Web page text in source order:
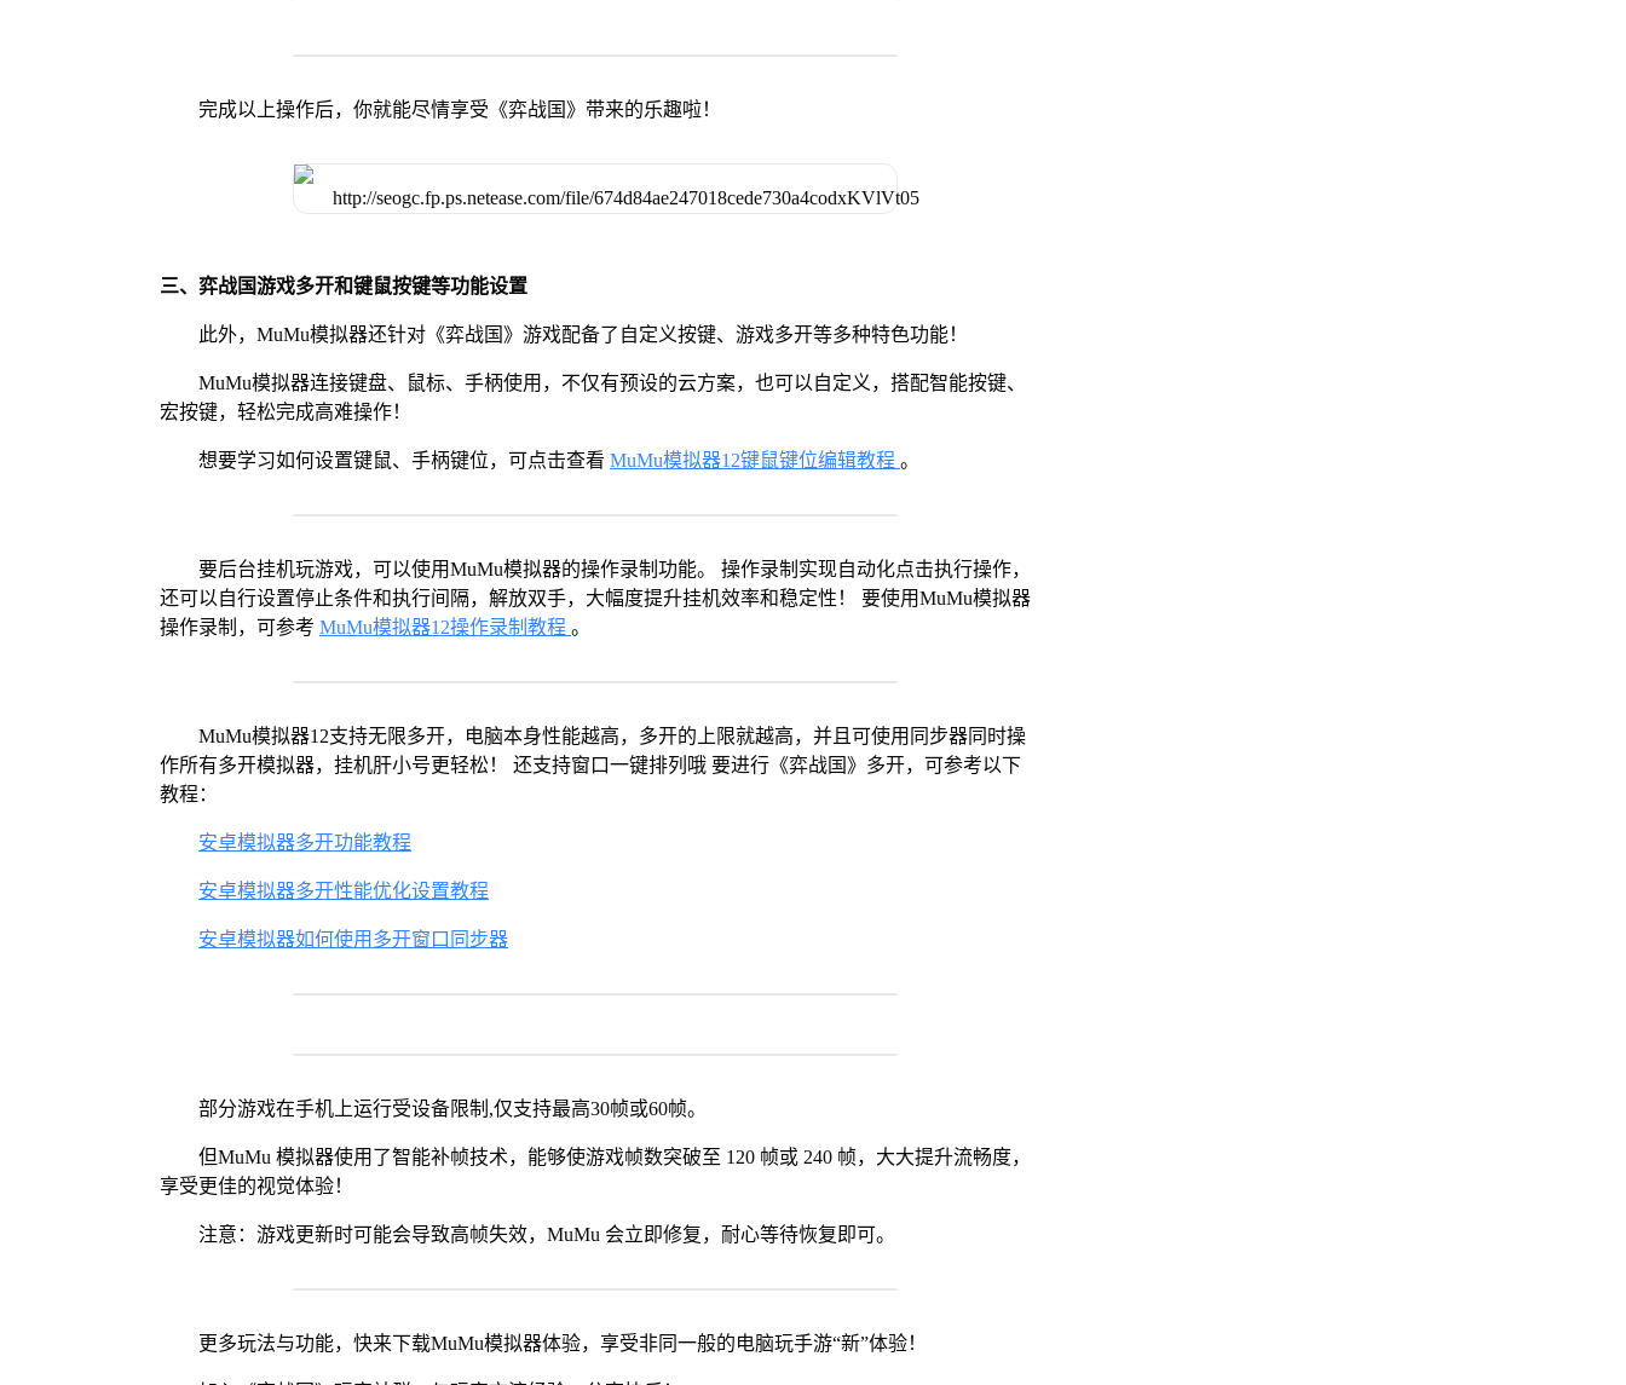
完成以上操作后，你就能尽情享受《弈战国》带来的乐趣啦！
三、弈战国游戏多开和键鼠按键等功能设置
此外，MuMu模拟器还针对《弈战国》游戏配备了自定义按键、游戏多开等多种特色功能！
MuMu模拟器连接键盘、鼠标、手柄使用，不仅有预设的云方案，也可以自定义，搭配智能按键、
宏按键，轻松完成高难操作！
想要学习如何设置键鼠、手柄键位，可点击查看 MuMu模拟器12键鼠键位编辑教程 。
要后台挂机玩游戏，可以使用MuMu模拟器的操作录制功能。 操作录制实现自动化点击执行操作，
还可以自行设置停止条件和执行间隔，解放双手，大幅度提升挂机效率和稳定性！ 要使用MuMu模拟器
操作录制，可参考 MuMu模拟器12操作录制教程 。
MuMu模拟器12支持无限多开，电脑本身性能越高，多开的上限就越高，并且可使用同步器同时操
作所有多开模拟器，挂机肝小号更轻松！ 还支持窗口一键排列哦 要进行《弈战国》多开，可参考以下
教程：
安卓模拟器多开功能教程
安卓模拟器多开性能优化设置教程
安卓模拟器如何使用多开窗口同步器
部分游戏在手机上运行受设备限制,仅支持最高30帧或60帧。
但MuMu 模拟器使用了智能补帧技术，能够使游戏帧数突破至 120 帧或 240 帧，大大提升流畅度，
享受更佳的视觉体验！
注意：游戏更新时可能会导致高帧失效，MuMu 会立即修复，耐心等待恢复即可。
更多玩法与功能，快来下载MuMu模拟器体验，享受非同一般的电脑玩手游“新”体验！